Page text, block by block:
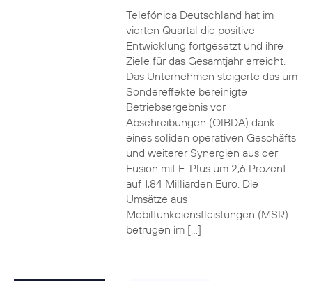
Telefónica Deutschland hat im
vierten Quartal die positive
Entwicklung fortgesetzt und ihre
Ziele für das Gesamtjahr erreicht.
Das Unternehmen steigerte das um
Sondereffekte bereinigte
Betriebsergebnis vor
Abschreibungen (OIBDA) dank
eines soliden operativen Geschäfts
und weiterer Synergien aus der
Fusion mit E-Plus um 2,6 Prozent
auf 1,84 Milliarden Euro. Die
Umsätze aus
Mobilfunkdienstleistungen (MSR)
betrugen im […]